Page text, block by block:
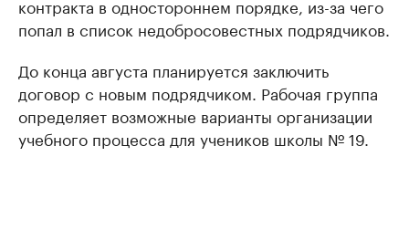
контракта в одностороннем порядке, из-за чего
попал в список недобросовестных подрядчиков.
До конца августа планируется заключить
договор с новым подрядчиком. Рабочая группа
определяет возможные варианты организации
учебного процесса для учеников школы № 19.